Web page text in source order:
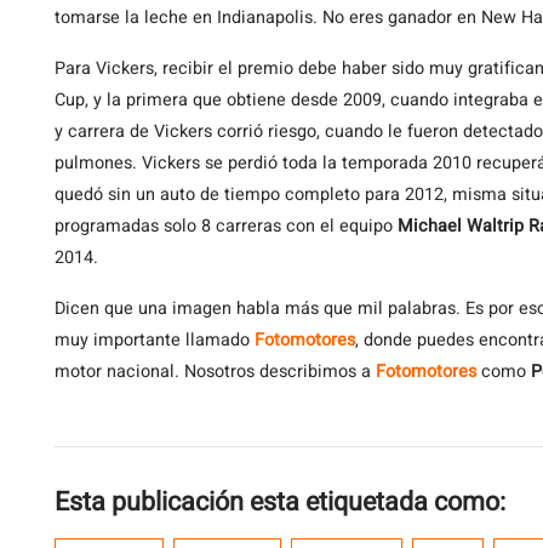
tomarse la leche en Indianapolis. No eres ganador en New
Para Vickers, recibir el premio debe haber sido muy
Cup, y la primera que obtiene desde 2009, cuando integraba
y carrera de Vickers corrió riesgo, cuando le fueron
pulmones. Vickers se perdió toda la temporada 2010
quedó sin un auto de tiempo completo para 2012, misma
programadas solo 8 carreras con el equipo Michael Waltrip
2014.
Dicen que una imagen habla más que mil palabras. Es por
muy importante llamado Fotomotores, donde puedes
motor nacional. Nosotros describimos a Fotomotorescomo
Esta publicación esta etiquetada como: